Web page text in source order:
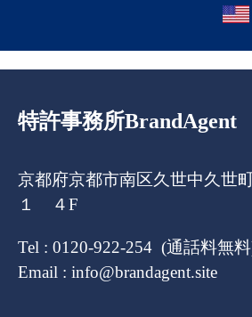
特許事務所BrandAgent
京都府京都市南区久世中久世
１ ４F
Tel : 0120-922-254 (通話料無
Email : info@brandagent.site